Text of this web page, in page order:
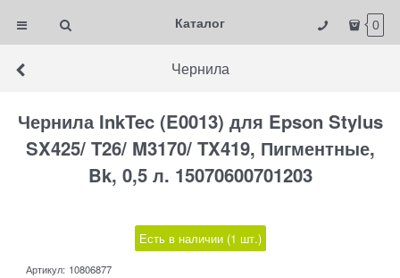
Каталог 0
Чернила
Чернила InkTec (E0013) для Epson Stylus
SX425/ T26/ M3170/ TX419, Пигментные,
Bk, 0,5 л. 15070600701203
Есть в наличии (1 шт.)
Артикул: 10806877